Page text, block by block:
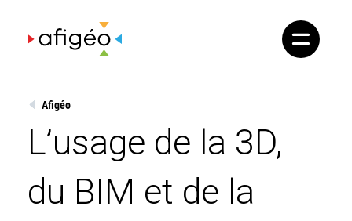
content
Afigéo
L’usage de la 3D,
du BIM et de la